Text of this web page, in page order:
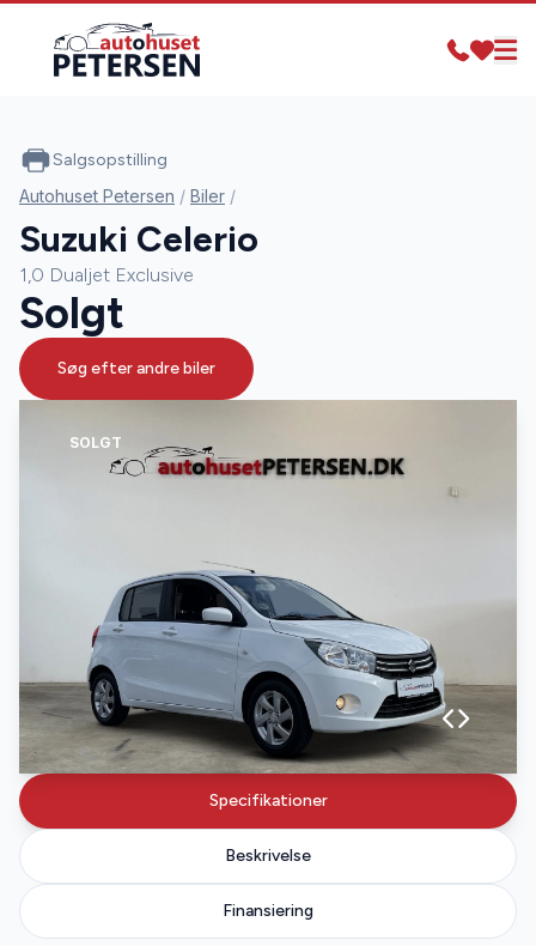
SOLGT
Specifikationer
Beskrivelse
Finansiering
Salgsopstilling
Autohuset Petersen / Biler /
Suzuki Celerio
1,0 Dualjet Exclusive
Solgt
Søg efter andre biler